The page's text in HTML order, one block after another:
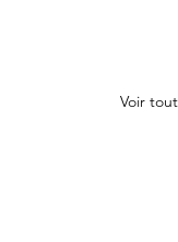
Voir tout